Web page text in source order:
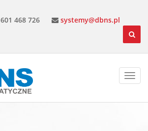
601 468 726 systemy@dbns.pl